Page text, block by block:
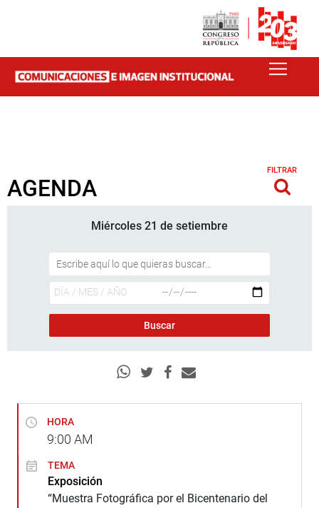
AGENDA
FILTRAR
Miércoles 21 de setiembre
HORA
9:00 AM
TEMA
Exposición
“Muestra Fotográfica por el Bicentenario del